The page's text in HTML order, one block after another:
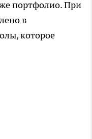
портфолио. При
в
которое